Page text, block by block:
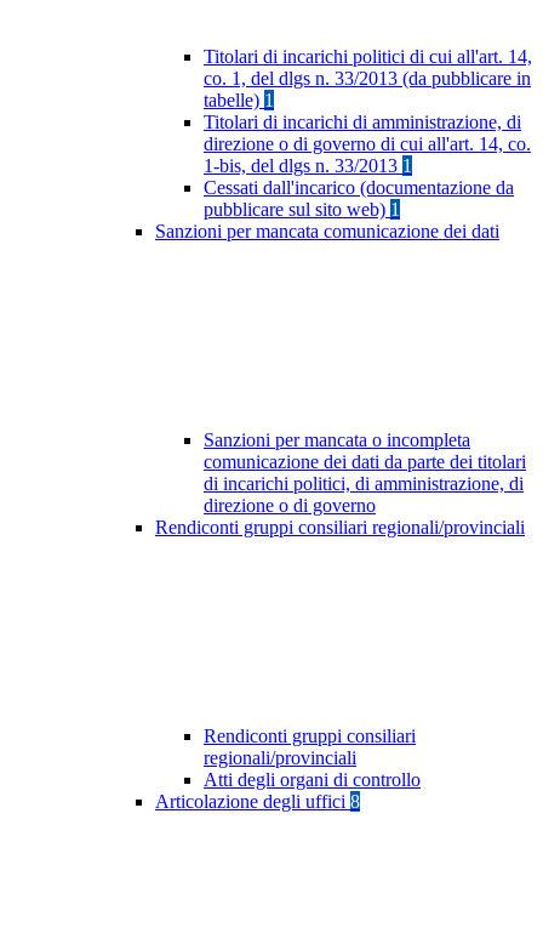
Titolari di incarichi politici di cui all'art. 14,
co. 1, del dlgs n. 33/2013 (da pubblicare in
tabelle) 1
Titolari di incarichi di amministrazione, di
direzione o di governo di cui all'art. 14, co.
1-bis, del dlgs n. 33/2013 1
Cessati dall'incarico (documentazione da
pubblicare sul sito web) 1
Sanzioni per mancata comunicazione dei dati
Sanzioni per mancata o incompleta
comunicazione dei dati da parte dei titolari
di incarichi politici, di amministrazione, di
direzione o di governo
Rendiconti gruppi consiliari regionali/provinciali
Rendiconti gruppi consiliari
regionali/provinciali
Atti degli organi di controllo
Articolazione degli uffici 8